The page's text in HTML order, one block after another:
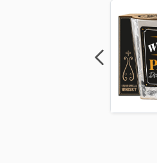
Next Previous